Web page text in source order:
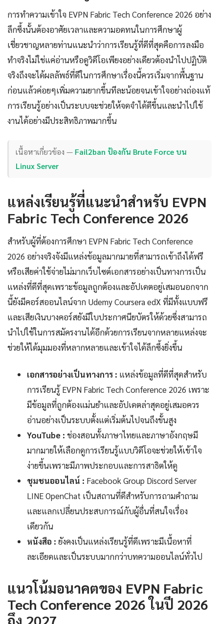
การทำความเข้าใจ EVPN Fabric Tech Conference 2026 อย่าง
ลึกซึ้งนั้นต้องอาศัยเวลาและความอดทนในการศึกษาผู้
เชี่ยวชาญหลายท่านแนะนำว่าการเรียนรู้ที่ดีที่สุดคือการลงมือ
ทำจริงไม่ใช่แค่อ่านหรือดูวิดีโอเพียงอย่างเดียวต้องนำไปปฏิบัติ
จริงถึงจะได้ผลลัพธ์ที่ดีในการศึกษาเรื่องนี้ควรเริ่มจากพื้นฐาน
ก่อนแล้วค่อยๆเพิ่มความยากขึ้นทีละน้อยจนเข้าใจอย่างถ่องแท้
การเรียนรู้อย่างเป็นระบบจะช่วยให้จดจำได้ดีขึ้นและนำไปใช้
งานได้อย่างมีประสิทธิภาพมากขึ้น
เนื้อหาเกี่ยวข้อง — Fail2ban ป้องกัน Brute Force บน
Linux Server
แหล่งเรียนรู้ที่แนะนำสำหรับ EVPN
Fabric Tech Conference 2026
สำหรับผู้ที่ต้องการศึกษา EVPN Fabric Tech Conference
2026 อย่างจริงจังมีแหล่งข้อมูลมากมายที่สามารถเข้าถึงได้ฟรี
หรือเสียค่าใช้จ่ายไม่มากเว็บไซต์เอกสารอย่างเป็นทางการเป็น
แหล่งที่ดีที่สุดเพราะข้อมูลถูกต้องและอัปเดตอยู่เสมอนอกจาก
นี้ยังมีคอร์สออนไลน์จาก Udemy Coursera edX ที่มีทั้งแบบฟรี
และเสียเงินบางคอร์สยังมีใบประกาศนียบัตรให้ด้วยซึ่งสามารถ
นำไปใช้ในการสมัครงานได้อีกด้วยการเรียนจากหลายแหล่งจะ
ช่วยให้ได้มุมมองที่หลากหลายและเข้าใจได้ลึกซึ้งยิ่งขึ้น
เอกสารอย่างเป็นทางการ : แหล่งข้อมูลที่ดีที่สุดสำหรับ
การเรียนรู้ EVPN Fabric Tech Conference 2026 เพราะ
มีข้อมูลที่ถูกต้องแม่นยำและอัปเดตล่าสุดอยู่เสมอควร
อ่านอย่างเป็นระบบตั้งแต่เริ่มต้นไปจนถึงขั้นสูง
YouTube : ช่องสอนทั้งภาษาไทยและภาษาอังกฤษมี
มากมายให้เลือกดูการเรียนรู้แบบวิดีโอจะช่วยให้เข้าใจ
ง่ายขึ้นเพราะมีภาพประกอบและการสาธิตให้ดู
ชุมชนออนไลน์ : Facebook Group Discord Server
LINE OpenChat เป็นสถานที่ดีสำหรับการถามคำถาม
และแลกเปลี่ยนประสบการณ์กับผู้อื่นที่สนใจเรื่อง
เดียวกัน
หนังสือ : ยังคงเป็นแหล่งเรียนรู้ที่ดีเพราะมีเนื้อหาที่
ละเอียดและเป็นระบบมากกว่าบทความออนไลน์ทั่วไป
แนวโน้มอนาคตของ EVPN Fabric
Tech Conference 2026 ในปี 2026
ถึง 2027